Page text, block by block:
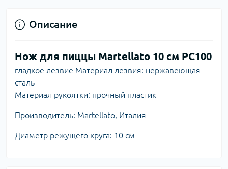
Описание
Нож для пиццы Martellato 10 см PC100
гладкое лезвие Материал лезвия: нержавеющая
сталь
Материал рукоятки: прочный пластик
Производитель: Martellato, Италия
Диаметр режущего круга: 10 см